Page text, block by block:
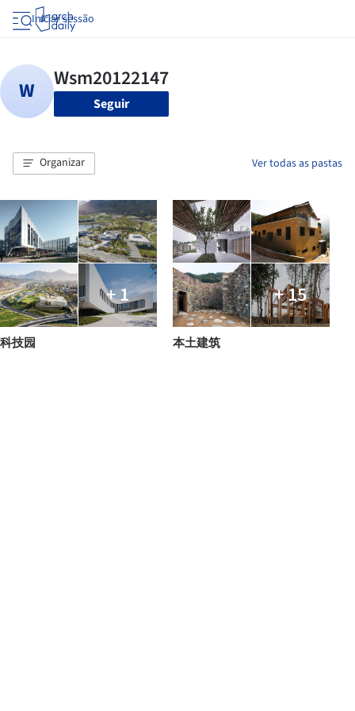
Iniciar sessão
Seguir
Organizar Ver todas as pastas
+ 1
科技园
+ 15
本土建筑